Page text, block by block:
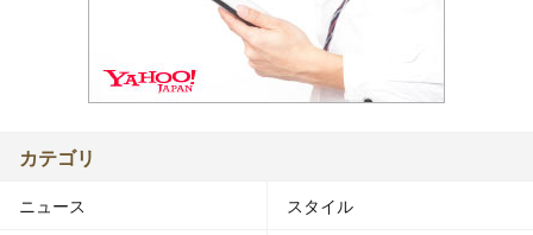
カテゴリ
ニュース スタイル